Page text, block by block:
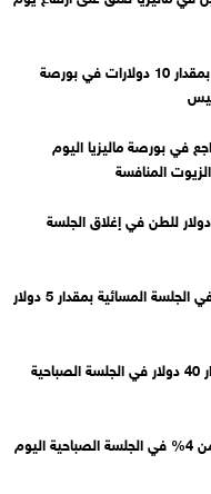
تراجع أسعار زيت الأولين بمقدار 10 دولارات في بورصة
في بورصة ماليزيا اليوم
المنافسة
زيت الأولين يسجل 950 دولار للطن في إغلاق الجلسة
أسعار زيت النخيل ترتفع في الجلسة المسائية بمقدار 5 دولار
زيت الأولين يتراجع بمقدار 40 دولار في الجلسة الصباحية
زيت النخيل يتراجع بأكثر من 4% في الجلسة الصباحية اليوم